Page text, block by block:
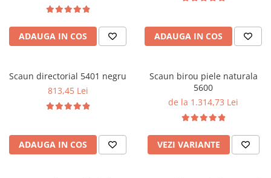
ADAUGA IN COS ADAUGA IN COS
Scaun directorial 5401 negru
813,45 Lei
ADAUGA IN COS
Scaun birou piele naturala
5600
de la 1.314,73 Lei
VEZI VARIANTE